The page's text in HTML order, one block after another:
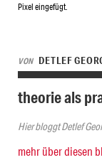
Pixel eingefügt.
VON DETLEF
theorie als
Hier bloggt Detlef
mehr über diesen